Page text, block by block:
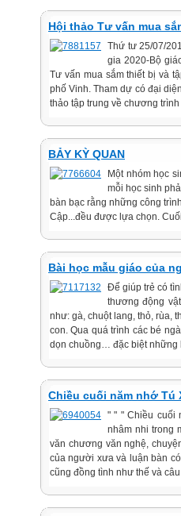
Hội thảo Tư vấn mua
Thứ tư 25/07/
gia 2020-Bộ
Tư vấn mua sắm thiết bị và
phố Vinh. Tham dự có đại
thảo tập trung về chương
BẢY KỲ QUAN
Một nhóm học
mỗi học sinh
bàn bạc rằng những công
Cập...đều được lựa chọn.
Bài học mẫu giáo của
Để giúp trẻ có
thương động
như: gà, chuột lang, thỏ, rùa,
con. Qua quá trình các bé
dọn chuồng… đặc biệt những
Chiều cuối năm nhớ Tú
" " " Chiều cuối
nhâm nhi trong
văn chương văn nghệ,
của người xưa và luận bàn
cũng đồng tình như thế và